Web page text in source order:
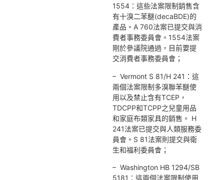
1554：這些法案限制銷售含
有十溴二苯醚(decaBDE)的
產品。A 760法案已提交與消
費者事務委員會。1554法案
剛於參議院通過，目前要提
交消費者事務委員會；
– Vermont S 81/H 241：這
兩個法案限制多溴聯苯醚使
用以及禁止含有TCEP，
TDCPP和TCPP之兒童用品
和家庭布類家具的銷售。 H
241法案已提交與人類服務委
員會。S 81法案則提交與衛
生和福利委員會；
– Washington HB 1294/SB
5181：這兩個法案限制使用